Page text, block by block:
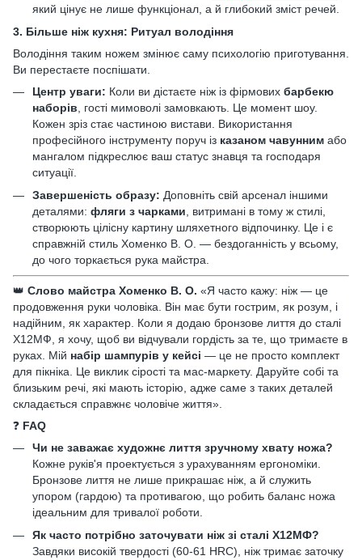
який цінує не лише функціонал, а й глибокий зміст речей.
3. Більше ніж кухня: Ритуал володіння
Володіння таким ножем змінює саму психологію приготування.
Ви перестаєте поспішати.
Центр уваги: Коли ви дістаєте ніж із фірмових барбекю
наборів , гості мимоволі замовкають. Це момент шоу.
Кожен зріз стає частиною вистави. Використання
професійного інструменту поруч із казаном чавунним або
мангалом підкреслює ваш статус знавця та господаря
ситуації.
Завершеність образу: Доповніть свій арсенал іншими
деталями: фляги з чарками, витримані в тому ж стилі,
створюють цілісну картину шляхетного відпочинку. Це і є
справжній стиль Хоменко В. О. — бездоганність у всьому,
до чого торкається рука майстра.
👑 Слово майстра Хоменко В. О. «Я часто кажу: ніж — це
продовження руки чоловіка. Він має бути гострим, як розум, і
надійним, як характер. Коли я додаю бронзове лиття до сталі
Х12МФ, я хочу, щоб ви відчували гордість за те, що тримаєте в
руках. Мій набір шампурів у кейсі — це не просто комплект
для пікніка. Це виклик сірості та мас-маркету. Даруйте собі та
близьким речі, які мають історію, адже саме з таких деталей
складається справжнє чоловіче життя».
❓ FAQ
Чи не заважає художнє лиття зручному хвату ножа?
Кожне руків'я проектується з урахуванням ергономіки.
Бронзове лиття не лише прикрашає ніж, а й служить
упором (гардою) та противагою, що робить баланс ножа
ідеальним для тривалої роботи.
Як часто потрібно заточувати ніж зі сталі Х12МФ?
Завдяки високій твердості (60-61 HRC), ніж тримає заточку